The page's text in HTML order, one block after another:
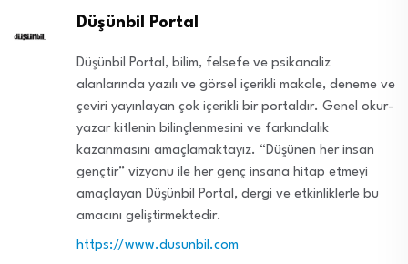
Düşünbil Portal
Düşünbil Portal, bilim, felsefe ve psikanaliz
alanlarında yazılı ve görsel içerikli makale, deneme ve
çeviri yayınlayan çok içerikli bir portaldır. Genel okur-
yazar kitlenin bilinçlenmesini ve farkındalık
kazanmasını amaçlamaktayız. “Düşünen her insan
gençtir” vizyonu ile her genç insana hitap etmeyi
amaçlayan Düşünbil Portal, dergi ve etkinliklerle bu
amacını geliştirmektedir.
https://www.dusunbil.com